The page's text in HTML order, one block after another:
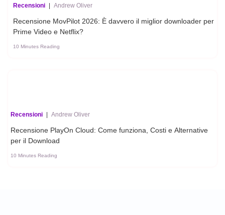
Recensioni | Andrew Oliver
Recensione MovPilot 2026: È davvero il miglior downloader per
Prime Video e Netflix?
10 Minutes Reading
Recensioni | Andrew Oliver
Recensione PlayOn Cloud: Come funziona, Costi e Alternative
per il Download
10 Minutes Reading